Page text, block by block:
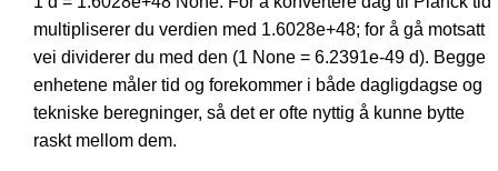
multipliserer du verdien med 1.6028e+48; for å gå motsatt
vei dividerer du med den (1 None = 6.2391e-49 d). Begge
enhetene måler tid og forekommer i både dagligdagse og
tekniske beregninger, så det er ofte nyttig å kunne bytte
raskt mellom dem.